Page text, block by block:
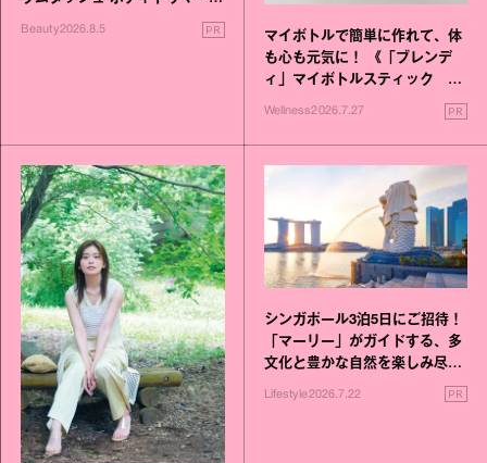
Beauty2026.8.5 PR
マイボトルで簡単に作れて、体
も心も元気に！ 《「ブレンデ
ィ」マイボトルスティック い
いこと毎日》シリーズが誕生
Wellness2026.7.27 PR
シンガポール3泊5日にご招待！
「マーリー」がガイドする、多
文化と豊かな自然を楽しみ尽く
Lifestyle2026.7.22 PR